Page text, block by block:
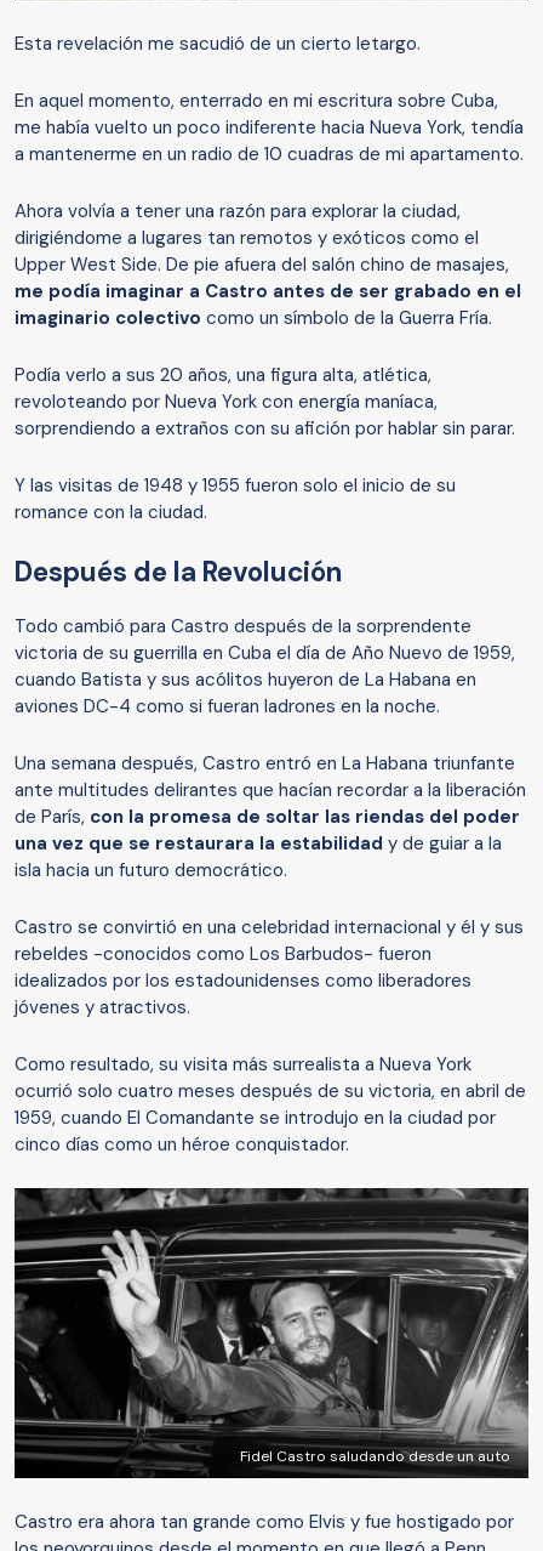
Esta revelación me sacudió de un cierto letargo.
En aquel momento, enterrado en mi escritura sobre Cuba,
me había vuelto un poco indiferente hacia Nueva York, tendía
a mantenerme en un radio de 10 cuadras de mi apartamento.
Ahora volvía a tener una razón para explorar la ciudad,
dirigiéndome a lugares tan remotos y exóticos como el
Upper West Side. De pie afuera del salón chino de masajes,
me podía imaginar a Castro antes de ser grabado en el
imaginario colectivo como un símbolo de la Guerra Fría.
Podía verlo a sus 20 años, una figura alta, atlética,
revoloteando por Nueva York con energía maníaca,
sorprendiendo a extraños con su afición por hablar sin parar.
Y las visitas de 1948 y 1955 fueron solo el inicio de su
romance con la ciudad.
Después de la Revolución
Todo cambió para Castro después de la sorprendente
victoria de su guerrilla en Cuba el día de Año Nuevo de 1959,
cuando Batista y sus acólitos huyeron de La Habana en
aviones DC-4 como si fueran ladrones en la noche.
Una semana después, Castro entró en La Habana triunfante
ante multitudes delirantes que hacían recordar a la liberación
de París, con la promesa de soltar las riendas del poder
una vez que se restaurara la estabilidad y de guiar a la
isla hacia un futuro democrático.
Castro se convirtió en una celebridad internacional y él y sus
rebeldes -conocidos como Los Barbudos- fueron
idealizados por los estadounidenses como liberadores
jóvenes y atractivos.
Como resultado, su visita más surrealista a Nueva York
ocurrió solo cuatro meses después de su victoria, en abril de
1959, cuando El Comandante se introdujo en la ciudad por
cinco días como un héroe conquistador.
Fidel Castro saludando desde un auto
Castro era ahora tan grande como Elvis y fue hostigado por